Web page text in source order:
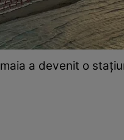
a devenit o